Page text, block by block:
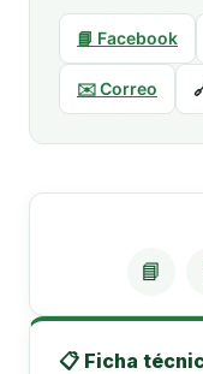
📘 Facebook
✉️ Correo
📘
📋 Ficha